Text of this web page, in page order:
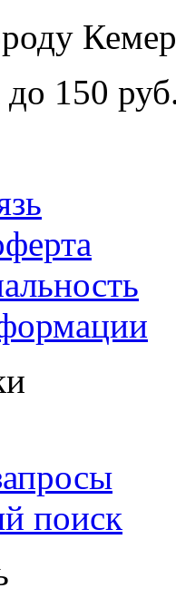
до 150
поиск